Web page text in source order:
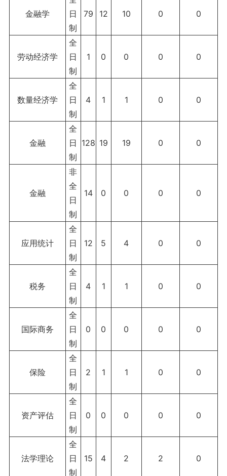
金融学
日
制
79 12 10 0 0
劳动经济学
全
日
制
1 0 0 0 0
数量经济学
全
日
制
4 1 1 0 0
金融
全
日
制
128 19 19 0 0
金融
非
全
日
制
14 0 0 0 0
应用统计
全
日
制
12 5 4 0 0
税务
全
日
制
4 1 1 0 0
国际商务
全
日
制
0 0 0 0 0
保险
全
日
制
2 1 1 0 0
资产评估
全
日
制
0 0 0 0 0
法学理论
全
日
制
15 4 2 2 0